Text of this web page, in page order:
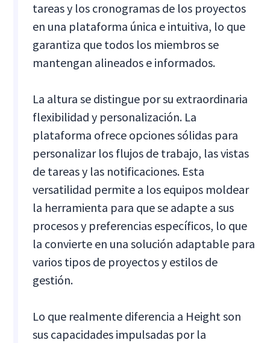
tareas y los cronogramas de los proyectos
en una plataforma única e intuitiva, lo que
garantiza que todos los miembros se
mantengan alineados e informados.
La altura se distingue por su extraordinaria
flexibilidad y personalización. La
plataforma ofrece opciones sólidas para
personalizar los flujos de trabajo, las vistas
de tareas y las notificaciones. Esta
versatilidad permite a los equipos moldear
la herramienta para que se adapte a sus
procesos y preferencias específicos, lo que
la convierte en una solución adaptable para
varios tipos de proyectos y estilos de
gestión.
Lo que realmente diferencia a Height son
sus capacidades impulsadas por la